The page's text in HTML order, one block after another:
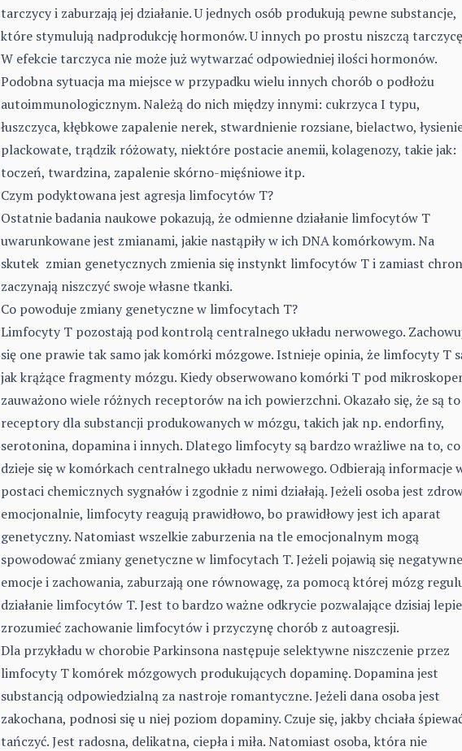
tarczycy i zaburzają jej działanie. U jednych osób produkują pewne substancje,
które stymulują nadprodukcję hormonów. U innych po prostu niszczą
W efekcie tarczyca nie może już wytwarzać odpowiedniej ilości hormonów.
Podobna sytuacja ma miejsce w przypadku wielu innych chorób o podłożu
autoimmunologicznym. Należą do nich między innymi: cukrzyca I typu,
łuszczyca, kłębkowe zapalenie nerek, stwardnienie rozsiane, bielactwo,
plackowate, trądzik różowaty, niektóre postacie anemii, kolagenozy, takie jak:
toczeń, twardzina, zapalenie skórno-mięśniowe itp.
Czym podyktowana jest agresja limfocytów T?
Ostatnie badania naukowe pokazują, że odmienne działanie limfocytów T
uwarunkowane jest zmianami, jakie nastąpiły w ich DNA komórkowym. Na
skutek zmian genetycznych zmienia się instynkt limfocytów T i zamiast
zaczynają niszczyć swoje własne tkanki.
Co powoduje zmiany genetyczne w limfocytach T?
Limfocyty T pozostają pod kontrolą centralnego układu nerwowego.
się one prawie tak samo jak komórki mózgowe. Istnieje opinia, że limfocyty T
jak krążące fragmenty mózgu. Kiedy obserwowano komórki T pod
zauważono wiele różnych receptorów na ich powierzchni. Okazało się, że są to
receptory dla substancji produkowanych w mózgu, takich jak np. endorfiny,
serotonina, dopamina i innych. Dlatego limfocyty są bardzo wrażliwe na to, co
dzieje się w komórkach centralnego układu nerwowego. Odbierają informacje
postaci chemicznych sygnałów i zgodnie z nimi działają. Jeżeli osoba jest
emocjonalnie, limfocyty reagują prawidłowo, bo prawidłowy jest ich aparat
genetyczny. Natomiast wszelkie zaburzenia na tle emocjonalnym mogą
spowodować zmiany genetyczne w limfocytach T. Jeżeli pojawią się negatywne
emocje i zachowania, zaburzają one równowagę, za pomocą której mózg
działanie limfocytów T. Jest to bardzo ważne odkrycie pozwalające dzisiaj
zrozumieć zachowanie limfocytów i przyczynę chorób z autoagresji.
Dla przykładu w chorobie Parkinsona następuje selektywne niszczenie przez
limfocyty T komórek mózgowych produkujących dopaminę. Dopamina jest
substancją odpowiedzialną za nastroje romantyczne. Jeżeli dana osoba jest
zakochana, podnosi się u niej poziom dopaminy. Czuje się, jakby chciała
tańczyć. Jest radosna, delikatna, ciepła i miła. Natomiast osoba, która nie